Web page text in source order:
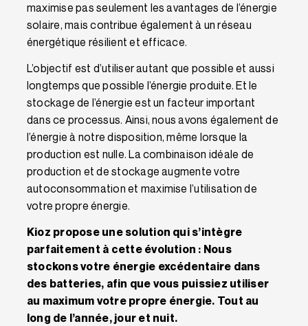
maximise pas seulement les avantages de l’énergie
solaire, mais contribue également à un réseau
énergétique résilient et efficace.
L’objectif est d’utiliser autant que possible et aussi
longtemps que possible l’énergie produite. Et le
stockage de l’énergie est un facteur important
dans ce processus. Ainsi, nous avons également de
l’énergie à notre disposition, même lorsque la
production est nulle. La combinaison idéale de
production et de stockage augmente votre
autoconsommation et maximise l’utilisation de
votre propre énergie.
Kioz propose une solution qui s’intègre
parfaitement à cette évolution : Nous
stockons votre énergie excédentaire dans
des batteries, afin que vous puissiez utiliser
au maximum votre propre énergie. Tout au
long de l’année, jour et nuit.